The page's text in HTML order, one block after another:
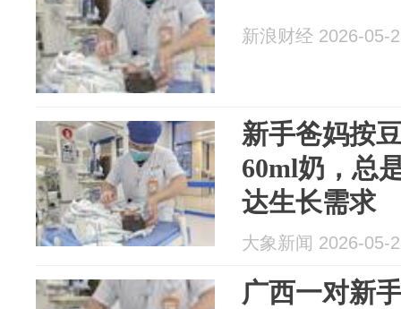
新浪财经 2026-05-
新手爸妈按
60ml奶，总
达生长需求
大象新闻 2026-05-
广西一对新